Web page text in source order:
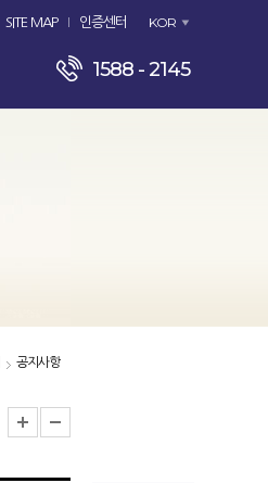
SITE MAP 인증센터 KOR
1588 - 2145
공지사항